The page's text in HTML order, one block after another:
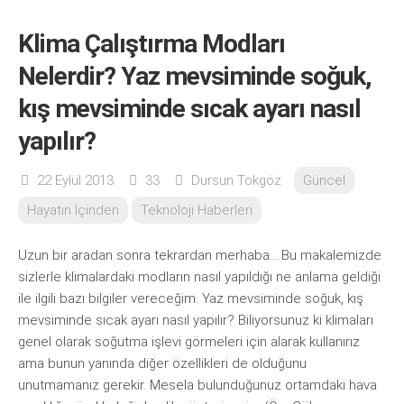
Klima Çalıştırma Modları
Nelerdir? Yaz mevsiminde soğuk,
kış mevsiminde sıcak ayarı nasıl
yapılır?
22 Eylül 2013 33 Dursun Tokgöz
Güncel
Hayatın İçinden
Teknoloji Haberleri
Uzun bir aradan sonra tekrardan merhaba… Bu makalemizde
sizlerle klimalardaki modların nasıl yapıldığı ne anlama geldiği
ile ilgili bazı bilgiler vereceğim. Yaz mevsiminde soğuk, kış
mevsiminde sıcak ayarı nasıl yapılır? Biliyorsunuz ki klimaları
genel olarak soğutma işlevi görmeleri için alarak kullanırız
ama bunun yanında diğer özellikleri de olduğunu
unutmamanız gerekir. Mesela bulunduğunuz ortamdaki hava